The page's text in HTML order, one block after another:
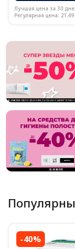
Лучшая цена за 30
Регулярная цена: 21.49
-40%